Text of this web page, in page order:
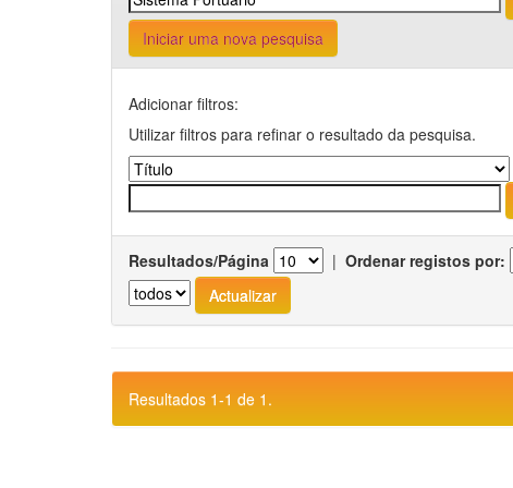
Iniciar uma nova pesquisa
Adicionar filtros:
Utilizar filtros para refinar o resultado da pesquisa.
Resultados/Página | Ordenar registos por:
Resultados 1-1 de 1.